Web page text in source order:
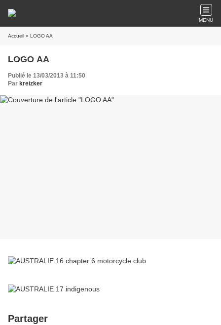
MENU
Accueil » LOGO AA
LOGO AA
Publié le 13/03/2013 à 11:50
Par kreizker
Partager